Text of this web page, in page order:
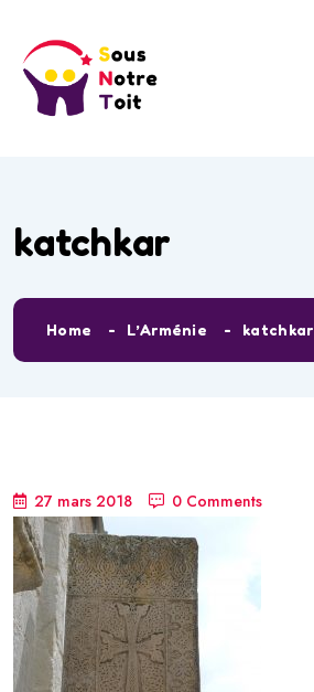
katchkar
Home L’Arménie katchkar
27 mars 2018 0 Comments